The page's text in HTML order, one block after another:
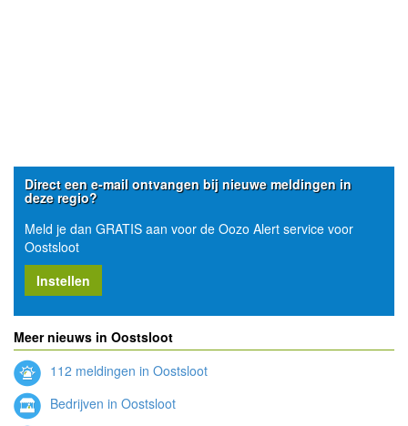
Direct een e-mail ontvangen bij nieuwe meldingen in
deze regio?
Meld je dan GRATIS aan voor de Oozo Alert service voor
Oostsloot
Instellen
Meer nieuws in Oostsloot
112 meldingen in Oostsloot
Bedrijven in Oostsloot